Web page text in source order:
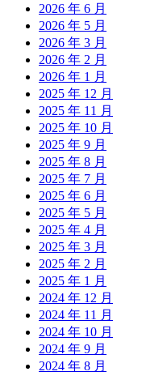
2026 年 6 月
2026 年 5 月
2026 年 3 月
2026 年 2 月
2026 年 1 月
2025 年 12 月
2025 年 11 月
2025 年 10 月
2025 年 9 月
2025 年 8 月
2025 年 7 月
2025 年 6 月
2025 年 5 月
2025 年 4 月
2025 年 3 月
2025 年 2 月
2025 年 1 月
2024 年 12 月
2024 年 11 月
2024 年 10 月
2024 年 9 月
2024 年 8 月